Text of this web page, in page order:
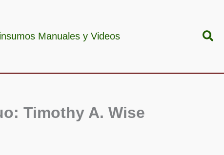
Manuales y Videos
Timothy A. Wise